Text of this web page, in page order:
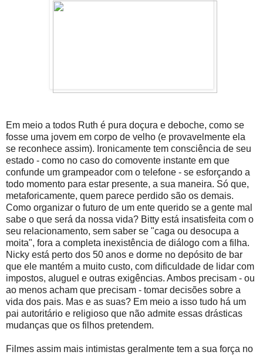
Em meio a todos Ruth é pura doçura e deboche, como se
fosse uma jovem em corpo de velho (e provavelmente ela
se reconhece assim). Ironicamente tem consciência de seu
estado - como no caso do comovente instante em que
confunde um grampeador com o telefone - se esforçando a
todo momento para estar presente, a sua maneira. Só que,
metaforicamente, quem parece perdido são os demais.
Como organizar o futuro de um ente querido se a gente mal
sabe o que será da nossa vida? Bitty está insatisfeita com o
seu relacionamento, sem saber se "caga ou desocupa a
moita", fora a completa inexistência de diálogo com a filha.
Nicky está perto dos 50 anos e dorme no depósito de bar
que ele mantém a muito custo, com dificuldade de lidar com
impostos, aluguel e outras exigências. Ambos precisam - ou
ao menos acham que precisam - tomar decisões sobre a
vida dos pais. Mas e as suas? Em meio a isso tudo há um
pai autoritário e religioso que não admite essas drásticas
mudanças que os filhos pretendem.
Filmes assim mais intimistas geralmente tem a sua força no